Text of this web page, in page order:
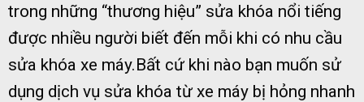
trong những “thương hiệu” sửa khóa nổi tiếng
được nhiều người biết đến mỗi khi có nhu cầu
sửa khóa xe máy.Bất cứ khi nào bạn muốn sử
dụng dịch vụ sửa khóa từ xe máy bị hỏng nhanh